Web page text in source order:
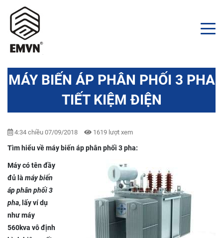
MÁY BIẾN ÁP PHÂN PHỐI 3 PHA
TIẾT KIỆM ĐIỆN
4:34 chiều 07/09/2018 1619 lượt xem
Tìm hiểu về máy biến áp phân phối 3 pha:
Máy có tên đầy
đủ là máy biến
áp phân phối 3
pha, lấy ví dụ
như máy
560kva vô định